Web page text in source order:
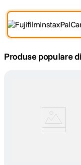
3. trepied
card memorie
Produse populare